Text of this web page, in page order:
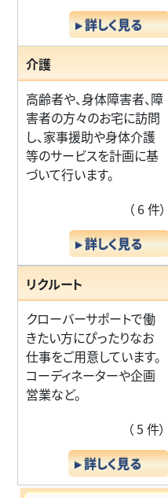
▸ 詳しく見る
介護
高齢者や、身体障害者、障
害者の方々のお宅に訪問
し、家事援助や身体介護
等のサービスを計画に基
づいて行います。
（ 6 件）
▸ 詳しく見る
リクルート
クローバーサポートで働
きたい方にぴったりなお
仕事をご用意しています。
コーディネーターや企画
営業など。
（ 5 件）
▸ 詳しく見る